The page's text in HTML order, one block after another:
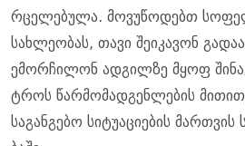
რცე­ლე­ბუ­ლა. მო­ვუ­წო­დებთ
სახ­ლე­ო­ბას, თავი შე­ი­კა­ვონ
ე­მორ­ჩი­ლონ ად­გილ­ზე მყოფ
ტროს წარ­მო­მად­გენ­ლე­ბის
სა­გან­გე­ბო სი­ტუ­ა­ცი­ე­ბის მარ­თვის